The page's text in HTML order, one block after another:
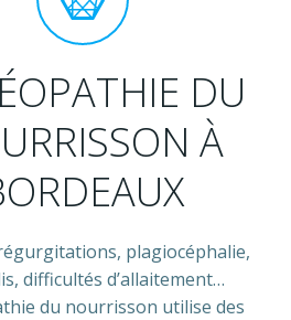
DU
À
plagiocéphalie,
difficultés d’allaitement…
du nourrisson utilise des